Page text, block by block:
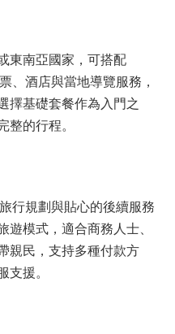
東南亞國家，可搭配
、酒店與當地導覽服務，
擇基礎套餐作為入門之
整的行程。
行規劃與貼心的後續服務
模式，適合商務人士、
親民，支持多種付款方
支援。